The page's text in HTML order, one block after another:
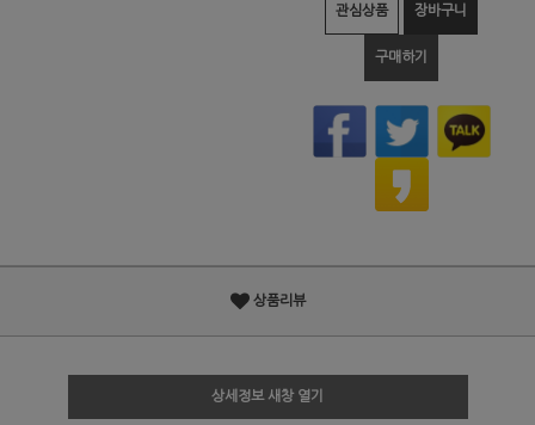
관심상품 장바구니
구매하기
상품리뷰
상세정보 새창 열기